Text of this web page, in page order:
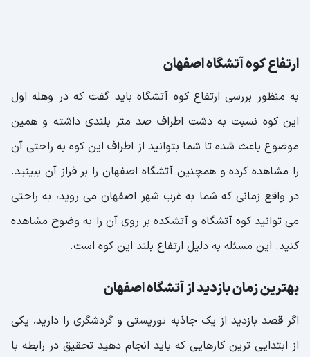
ارتفاع کوه آتشگاه اصفهان
به منظور بررسی ارتفاع کوه آتشگاه باید گفت که در وهله اول
این کوه نسبت به دشت اطراف صد متر بلندی داشته و همین
موضوع باعث شده تا شما بتوانید از اطراف این کوه به راحتی آن
را مشاهده کرده و همچنین آتشگاه اصفهان را بر فراز آن ببینید.
در واقع زمانی که شما به غرب شهر اصفهان می روید، به راحتی
می توانید کوه آتشگاه و آتشکده بر روی آن را به وضوح مشاهده
کنید. این مسئله به دلیل ارتفاع بلند این کوه است.
بهترین زمان بازدید از آتشگاه اصفهان
اگر قصد بازدید از یک جاذبه توریستی و گردشگری را دارید، یکی
از ابتدایی ترین کارهایی که باید انجام دهید تحقیق در رابطه با